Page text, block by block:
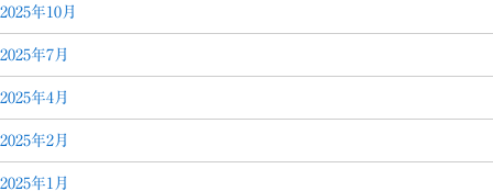
2025年10月
2025年7月
2025年4月
2025年2月
2025年1月